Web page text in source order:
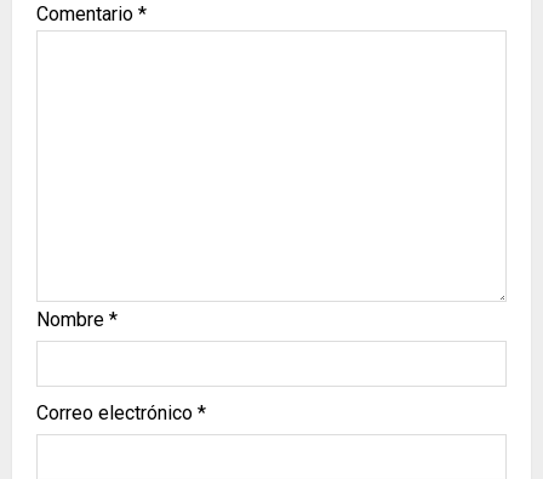
Comentario *
Nombre *
Correo electrónico *